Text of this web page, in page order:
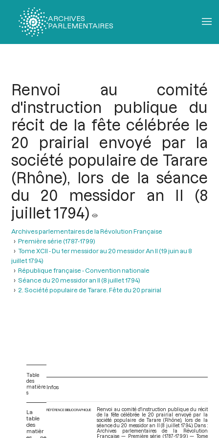
ARCHIVES
PARLEMENTAIRES
Renvoi au comité
d'instruction publique du
récit de la fête célébrée le
20 prairial envoyé par la
société populaire de Tarare
(Rhône), lors de la séance
du 20 messidor an II (8
juillet 1794)
Archives parlementaires de la Révolution Française
Première série (1787-1799)
Tome XCII - Du 1er messidor au 20 messidor An II (19 juin au 8
juillet 1794)
République française - Convention nationale
Séance du 20 messidor an II (8 juillet 1794)
2. Société populaire de Tarare. Fête du 20 prairial
Table
des
matière
s
La
table
des
matièr
Infos
RÉFÉRENCE BIBLIOGRAPHIQUE
Renvoi au comité d'instruction publique du récit
de la fête célébrée le 20 prairial envoyé par la
société populaire de Tarare (Rhône), lors de la
séance du 20 messidor an II (8 juillet 1794). Dans :
Archives parlementaires de la Révolution
Française — Première série (1787-1799) — Tome